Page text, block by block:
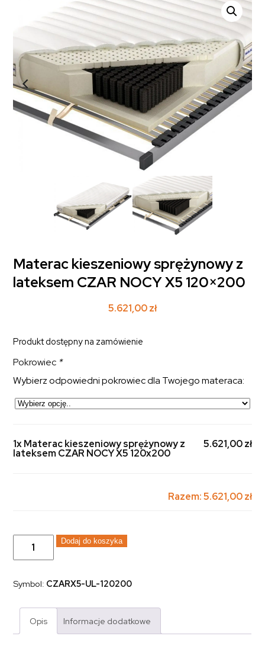
Materac kieszeniowy sprężynowy z
lateksem CZAR NOCY X5 120×200
5.621,00zł
Produkt dostępny na zamówienie
Pokrowiec *
Wybierz odpowiedni pokrowiec dla Twojego materaca:
1x Materac kieszeniowy sprężynowy z
lateksem CZAR NOCY X5 120x200
5.621,00 zł
Razem:5.621,00 zł
ilość
Materac
kieszeniowy
lateksem
NOCY
120x200
Dodaj do koszyka
Symbol: CZARX5-UL-120200
Opis Informacje dodatkowe